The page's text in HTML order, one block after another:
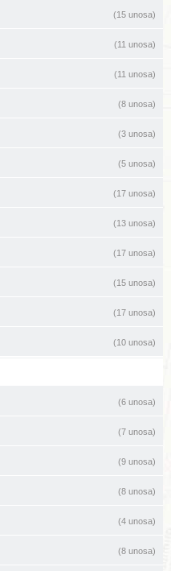
(15 unosa)
(11 unosa)
(11 unosa)
(8 unosa)
(3 unosa)
(5 unosa)
(17 unosa)
(13 unosa)
(17 unosa)
(15 unosa)
(17 unosa)
(10 unosa)
(6 unosa)
(7 unosa)
(9 unosa)
(8 unosa)
(4 unosa)
(8 unosa)